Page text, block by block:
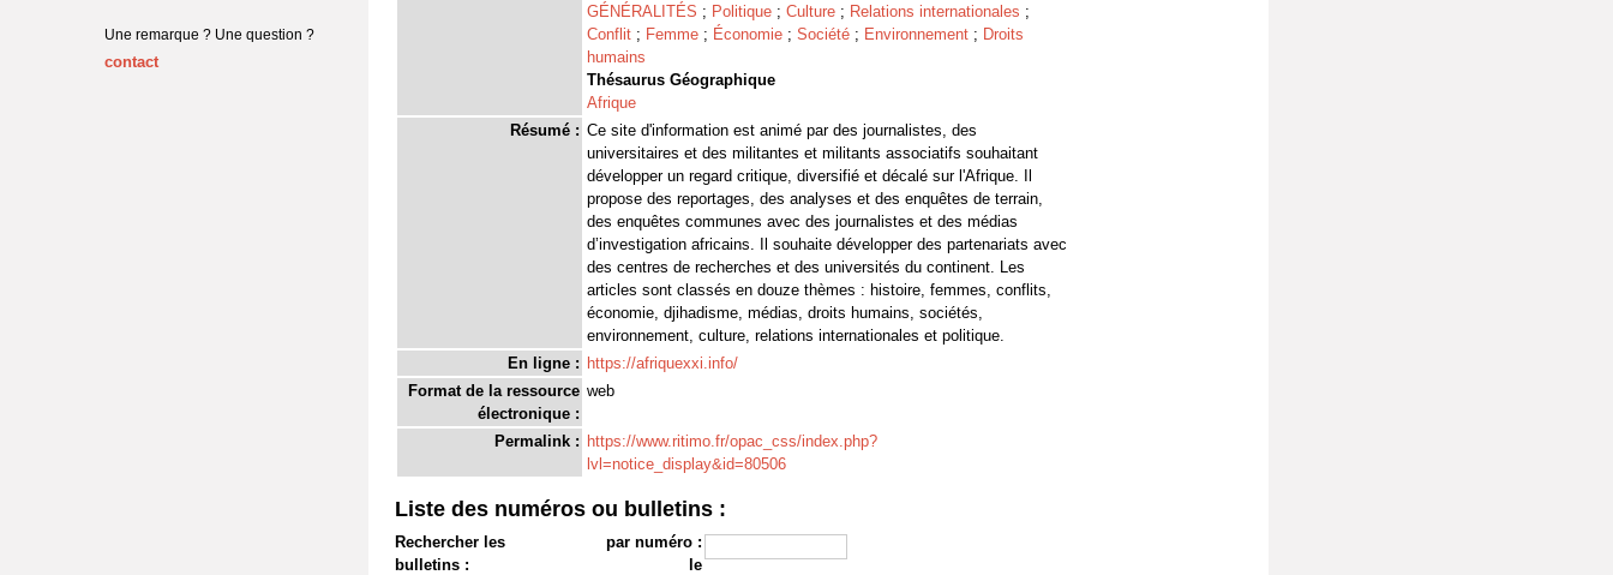
GÉNÉRALITÉS ; Politique ; Culture ; Relations internationales ;
Conflit ; Femme ; Économie ; Société ; Environnement ; Droits
humains
Thésaurus Géographique
Afrique
Résumé : Ce site d'information est animé par des journalistes, des
universitaires et des militantes et militants associatifs souhaitant
développer un regard critique, diversifié et décalé sur l'Afrique. Il
propose des reportages, des analyses et des enquêtes de terrain,
des enquêtes communes avec des journalistes et des médias
d’investigation africains. Il souhaite développer des partenariats avec
des centres de recherches et des universités du continent. Les
articles sont classés en douze thèmes : histoire, femmes, conflits,
économie, djihadisme, médias, droits humains, sociétés,
environnement, culture, relations internationales et politique.
En ligne : https://afriquexxi.info/
Format de la ressource
électronique :
web
Permalink : https://www.ritimo.fr/opac_css/index.php?
lvl=notice_display&id=80506
Liste des numéros ou bulletins :
Rechercher les
bulletins :
par numéro :
le
Une remarque ? Une question ?
contact